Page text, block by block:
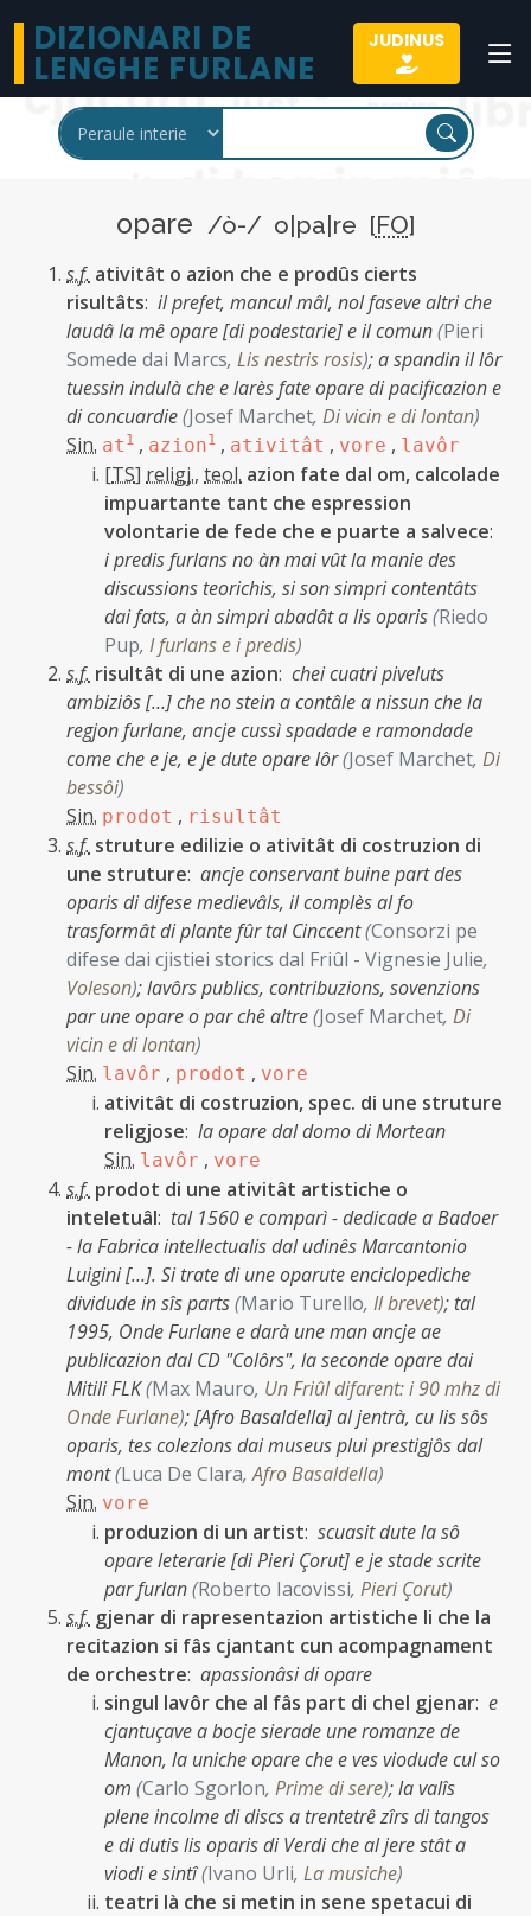
DIZIONARI DE
LENGHE FURLANE
JUDINUS
opare /ò-/ o|pa|re [FO]
s.f. ativitât o azion che e prodûs cierts
risultâts: il prefet, mancul mâl, nol faseve altri che
laudâ la mê opare [di podestarie] e il comun(Pieri
Somede dai Marcs, Lis nestris rosis);a spandin il lôr
tuessin indulà che e larès fate opare di pacificazion e
di concuardie(Josef Marchet, Di vicin e di lontan)
Sin. at 1 , azion1 , ativitât , vore , lavôr
[TS] religj., teol. azion fate dal om, calcolade
impuartante tant che espression
volontarie de fede che e puarte a salvece:
i predis furlans no àn mai vût la manie des
discussions teorichis, si son simpri contentâts
dai fats, a àn simpri abadât a lis oparis(Riedo
Pup, I furlans e i predis)
s.f. risultât di une azion: chei cuatri piveluts
ambiziôs […] che no stein a contâle a nissun che la
regjon furlane, ancje cussì spadade e ramondade
come che e je, e je dute opare lôr(Josef Marchet, Di
bessôi)
Sin. prodot , risultât
s.f. struture edilizie o ativitât di costruzion di
une struture: ancje conservant buine part des
oparis di difese medievâls, il complès al fo
trasformât di plante fûr tal Cinccent(Consorzi pe
difese dai cjistiei storics dal Friûl - Vignesie Julie,
Voleson);lavôrs publics, contribuzions, sovenzions
par une opare o par chê altre(Josef Marchet, Di
vicin e di lontan)
Sin. lavôr , prodot , vore
ativitât di costruzion, spec. di une struture
religjose: la opare dal domo di Mortean
Sin. lavôr , vore
s.f. prodot di une ativitât artistiche o
inteletuâl: tal 1560 e comparì - dedicade a Badoer
- la Fabrica intellectualis dal udinês Marcantonio
Luigini […]. Si trate di une oparute enciclopediche
dividude in sîs parts(Mario Turello, Il brevet); tal
1995, Onde Furlane e darà une man ancje ae
publicazion dal CD "Colôrs", la seconde opare dai
Mitili FLK(Max Mauro, Un Friûl difarent: i 90 mhz di
Onde Furlane);[Afro Basaldella] al jentrà, cu lis sôs
oparis, tes colezions dai museus plui prestigjôs dal
mont(Luca De Clara,Afro Basaldella)
Sin. vore
produzion di un artist: scuasit dute la sô
opare leterarie [di Pieri Çorut] e je stade scrite
par furlan(Roberto Iacovissi, Pieri Çorut)
s.f. gjenar di rapresentazion artistiche li che la
recitazion si fâs cjantant cun acompagnament
de orchestre: apassionâsi di opare
singul lavôr che al fâs part di chel gjenar: e
cjantuçave a bocje sierade une romanze de
Manon, la uniche opare che e ves viodude cul so
om (Carlo Sgorlon, Prime di sere);la valîs
plene incolme di discs a trentetrê zîrs di tangos
e di dutis lis oparis di Verdi che al jere stât a
viodi e sintî(Ivano Urli, La musiche)
teatri là che si metin in sene spetacui di